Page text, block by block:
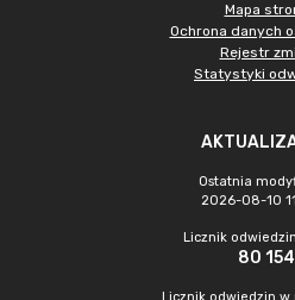
Mapa
Ochrona danych
Rejestr
Statystyki
Ostatnia
2026-08-10
Licznik
80 154